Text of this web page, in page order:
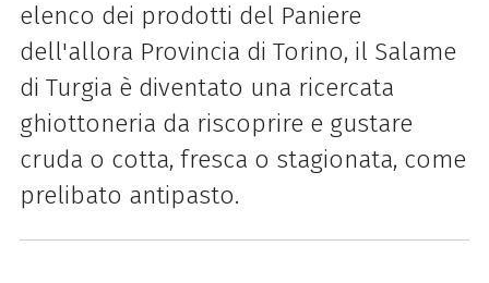
elenco dei prodotti del Paniere
dell'allora Provincia di Torino, il Salame
di Turgia è diventato una ricercata
ghiottoneria da riscoprire e gustare
cruda o cotta, fresca o stagionata, come
prelibato antipasto.